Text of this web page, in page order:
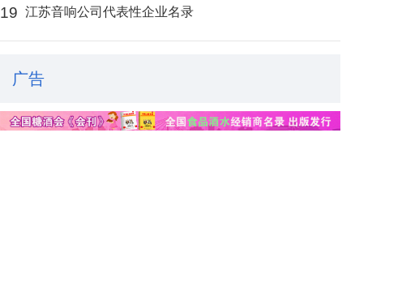
19 江苏音响公司代表性企业名录
广告